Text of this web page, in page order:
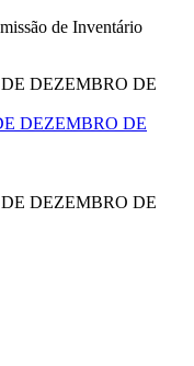
de Inventário
DE DEZEMBRO DE
DEZEMBRO DE
DE DEZEMBRO DE